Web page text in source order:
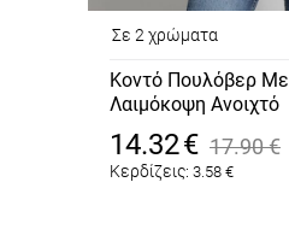
Σε 2 χρώματα
Κοντό Πουλόβερ Με
Λαιμόκοψη Ανοιχτό
14.32€ 17.90€
Κερδίζεις: 3.58 €